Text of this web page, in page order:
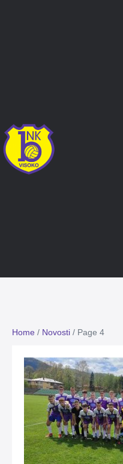
Home / Novosti / Page 4